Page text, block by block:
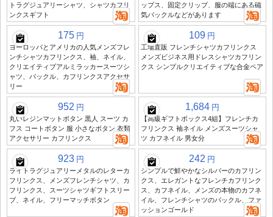
トラグジュアリーシャツ、シャツカフリ
ンクスギフト
ップス、固定クリップ、服の端にある磁
気バックルなどがあります
175 円
ヨーロッパとアメリカの人気メンズフレ
ンチシャツカフリンクス、袖、ネイル、
クリエイティブアルミラッカースーツシ
ャツ、バックル、カフリンクスアクセサ
リー
109 円
工場直販 フレンチシャツカフリンクス
メンズビジネス用ドレスシャツカフリン
クス シンプルクリエイティブな合金ペア
952 円
丸いレジンマットボタン 黒人 スーツ カ
フス コートボタン 服 小さなボタン 衣類
アクセサリー カフリンクス
1,684 円
【高級ギフトボックス4組】フレンチカ
フリンクス 袖ネイル メンズスーツシャ
ツ カフネイル 男女分
923 円
ライトラグジュアリーメタルのレターカ
フリンクス、メンズフレンチシャツ、カ
フリンクス、スーツシャツギフトスリー
ブ、ネイル、フリーマッチボタン
242 円
シンプルで鮮やかなシルバーのカフリン
クス、エレガントなフレンチカフリンク
ス、カフネイル、メンズの本物のカフネ
イル、フレンチシャツのバックル、ファ
ッションゴールド